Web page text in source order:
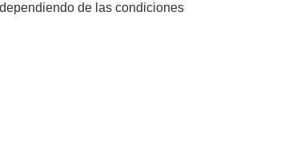
de las condiciones